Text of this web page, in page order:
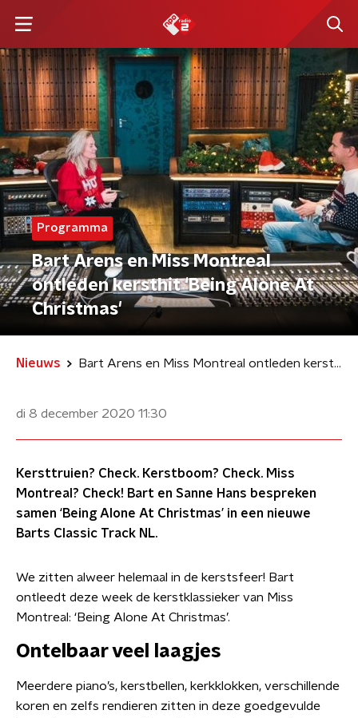
Programma
Bart Arens en Miss Montreal
ontleden kersthit ‘Being Alone At
Christmas'
Nieuws Bart Arens en Miss Montreal ontleden kersthit ‘Being Alone At Christmas'
di 8 december 2020 11:30
Kersttruien? Check. Kerstboom? Check. Miss
Montreal? Check! Bart en Sanne Hans bespreken
samen ‘Being Alone At Christmas’ in een nieuwe
Barts Classic Track NL.
We zitten alweer helemaal in de kerstsfeer! Bart
ontleedt deze week de kerstklassieker van Miss
Montreal: ‘Being Alone At Christmas’.
Ontelbaar veel laagjes
Meerdere piano’s, kerstbellen, kerkklokken, verschillende
koren en zelfs rendieren zitten in deze goedgevulde